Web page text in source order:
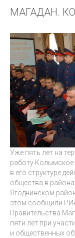
МАГАДАН.
Уже пять лет на
работу Колымское
в его структуре
общества в
Ягоднинском
этом сообщили
Правительства
пяти лет при
и общественных